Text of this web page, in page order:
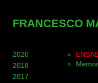
FRANCESCO
2020
2018
2017